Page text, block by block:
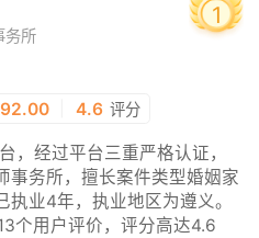
务所
1
92.00 4.6 评分
，经过平台三重严格认证，
事务所，擅长案件类型婚姻家
业4年，执业地区为遵义。
个用户评价，评分高达4.6